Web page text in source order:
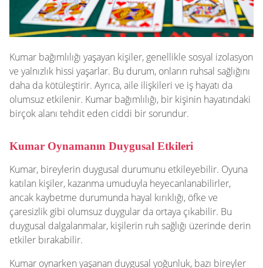
Kumar bağımlılığı yaşayan kişiler, genellikle sosyal izolasyon
ve yalnızlık hissi yaşarlar. Bu durum, onların ruhsal sağlığını
daha da kötüleştirir. Ayrıca, aile ilişkileri ve iş hayatı da
olumsuz etkilenir. Kumar bağımlılığı, bir kişinin hayatındaki
birçok alanı tehdit eden ciddi bir sorundur.
Kumar Oynamanın Duygusal Etkileri
Kumar, bireylerin duygusal durumunu etkileyebilir. Oyuna
katılan kişiler, kazanma umuduyla heyecanlanabilirler,
ancak kaybetme durumunda hayal kırıklığı, öfke ve
çaresizlik gibi olumsuz duygular da ortaya çıkabilir. Bu
duygusal dalgalanmalar, kişilerin ruh sağlığı üzerinde derin
etkiler bırakabilir.
Kumar oynarken yaşanan duygusal yoğunluk, bazı bireyler